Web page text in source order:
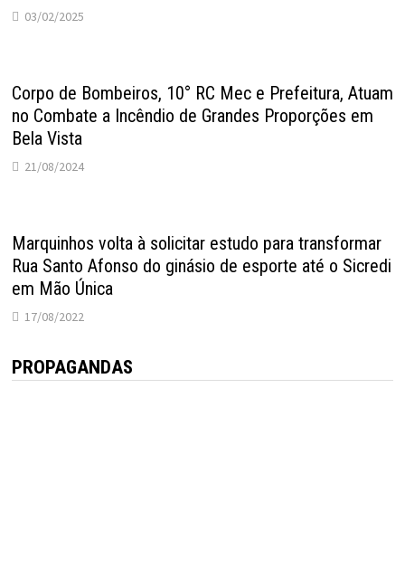
03/02/2025
Corpo de Bombeiros, 10° RC Mec e Prefeitura, Atuam
no Combate a Incêndio de Grandes Proporções em
Bela Vista
21/08/2024
Marquinhos volta à solicitar estudo para transformar
Rua Santo Afonso do ginásio de esporte até o Sicredi
em Mão Única
17/08/2022
PROPAGANDAS